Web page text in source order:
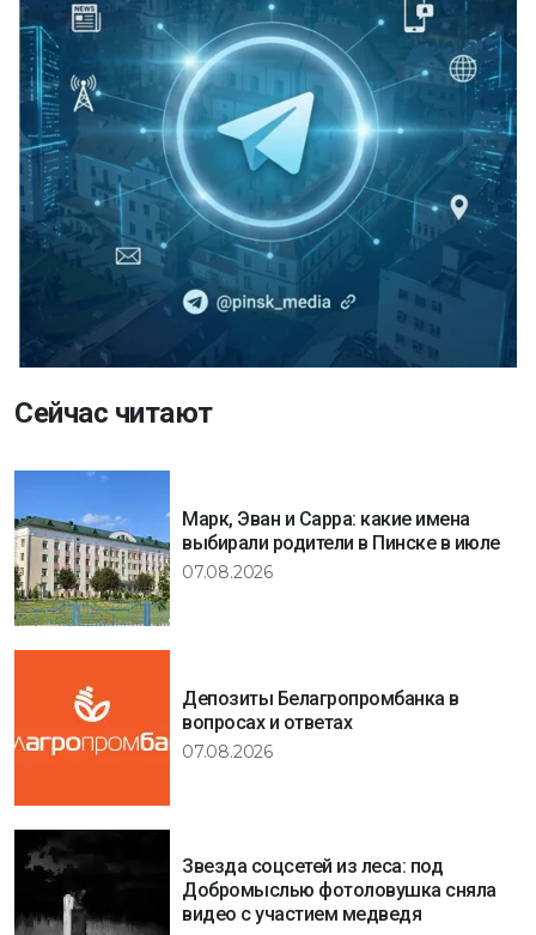
Сейчас читают
Марк, Эван и Сарра: какие имена
выбирали родители в Пинске в июле
07.08.2026
Депозиты Белагропромбанка в
вопросах и ответах
07.08.2026
Звезда соцсетей из леса: под
Добромыслью фотоловушка сняла
видео с участием медведя